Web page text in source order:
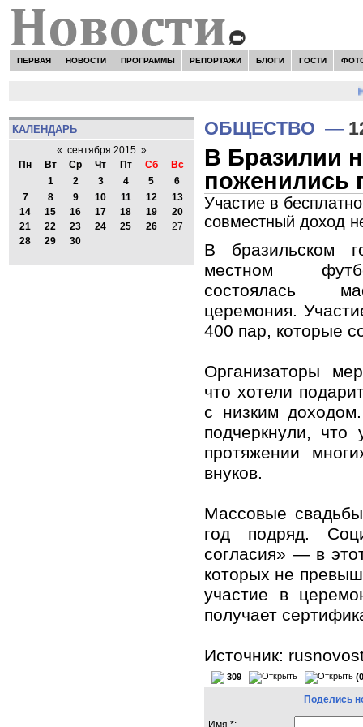
ПЕРВАЯ НОВОСТИ ПРОГРАММЫ РЕПОРТАЖИ БЛОГИ ГОСТИ
КАЛЕНДАРЬ
« сентября 2015 »
Пн
Вт Ср Чт Пт Сб
Вс
1
2 3 4 5
6
7
8 9 10 11 12
13
14
15 16 17 18 19
20
21
22 23 24 25 26
27
28
29 30
ОБЩЕСТВО —
В Бразилии
поженились
Участие в
совместный доход
В бразильском
местном
состоялась
церемония.
400 пар, которые
Организаторы
что хотели
с низким
подчеркнули,
протяжении
внуков.
Массовые
год подряд.
согласия» — в
которых не
участие в
получает
Источник:
309
Поделись
Имя *: